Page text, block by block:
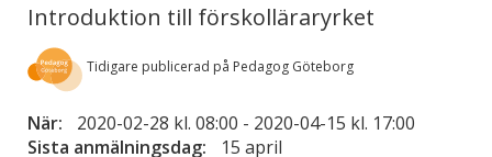
Introduktion till förskolläraryrket
Tidigare publicerad på Pedagog Göteborg
När: 2020-02-28 kl. 08:00 - 2020-04-15 kl. 17:00
Sista anmälningsdag:
15 april